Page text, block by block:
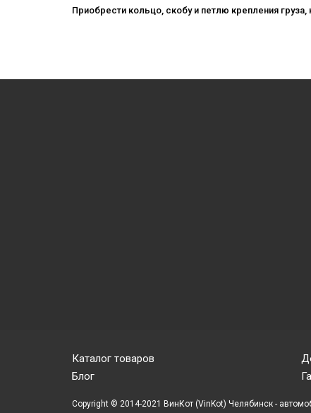
Приобрести кольцо, скобу и петлю крепления
Каталог товаров
Блог
Copyright © 2014-2021 ВинКот (VinKot) Челябинск -